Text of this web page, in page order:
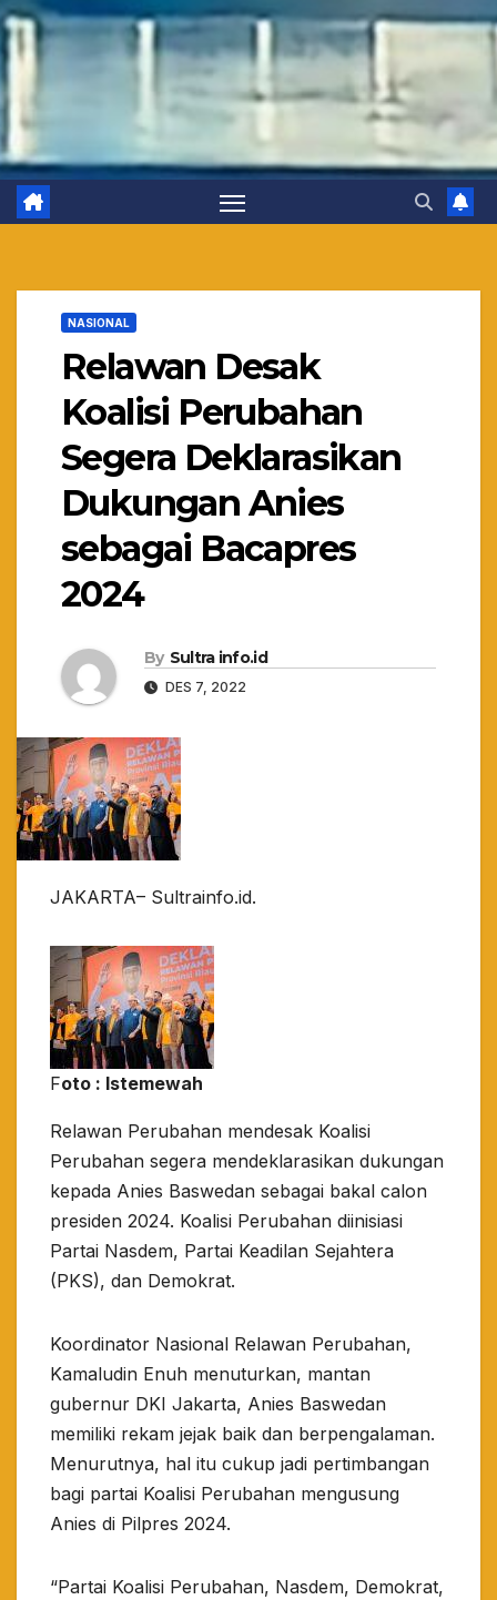
NASIONAL
Relawan Desak
Koalisi Perubahan
Segera Deklarasikan
Dukungan Anies
sebagai Bacapres
2024
By Sultra info.id
DES 7, 2022
JAKARTA– Sultrainfo.id.
Foto : Istemewah
Relawan Perubahan mendesak Koalisi
Perubahan segera mendeklarasikan dukungan
kepada Anies Baswedan sebagai bakal calon
presiden 2024. Koalisi Perubahan diinisiasi
Partai Nasdem, Partai Keadilan Sejahtera
(PKS), dan Demokrat.
Koordinator Nasional Relawan Perubahan,
Kamaludin Enuh menuturkan, mantan
gubernur DKI Jakarta, Anies Baswedan
memiliki rekam jejak baik dan berpengalaman.
Menurutnya, hal itu cukup jadi pertimbangan
bagi partai Koalisi Perubahan mengusung
Anies di Pilpres 2024.
“Partai Koalisi Perubahan, Nasdem, Demokrat,